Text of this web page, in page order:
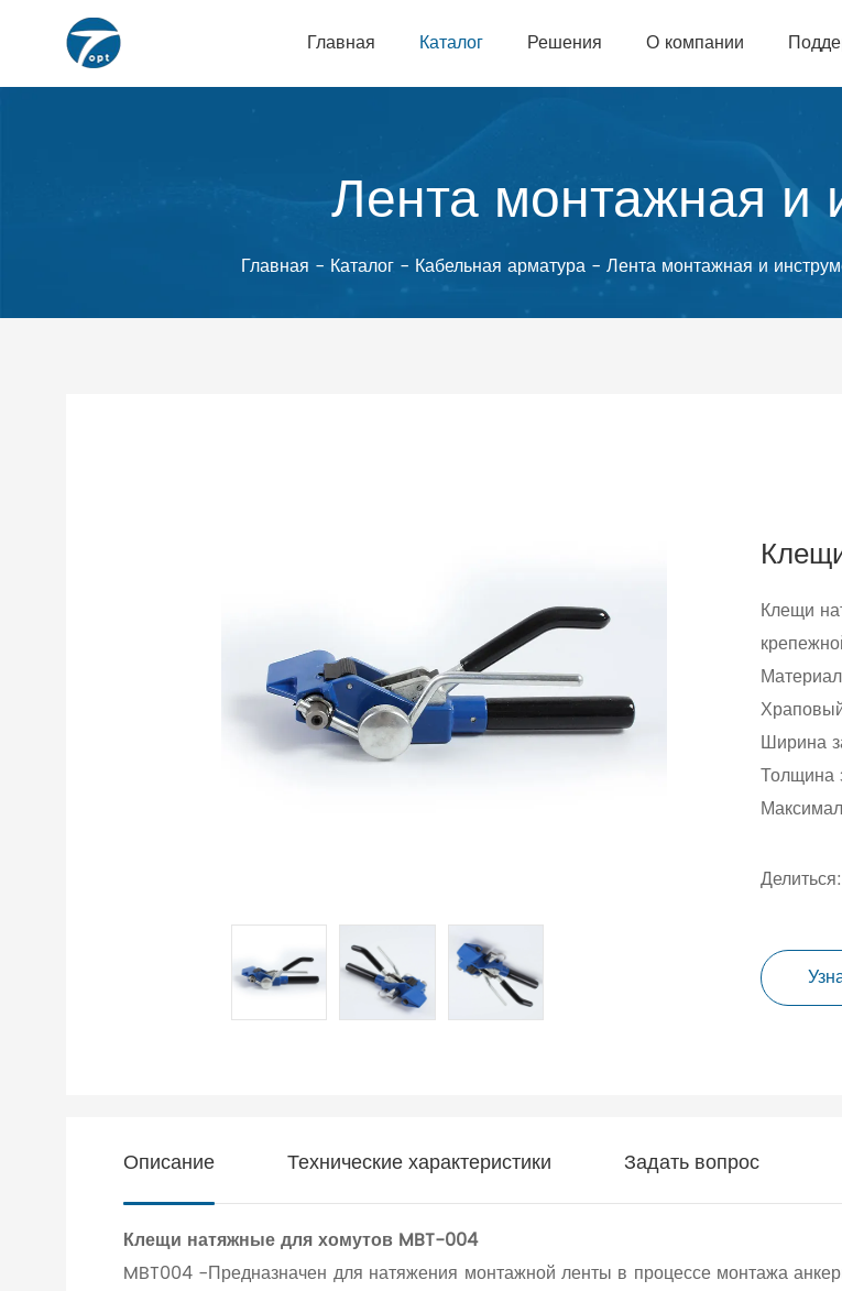
Главная Каталог Решения О компании
Лента монтажная и
Главная - Каталог - Кабельная арматура - Лента монтажная и
Клещи
Ширина
Толщина
Делиться:
Описание Технические характеристики Задать вопрос
Клещи натяжные для хомутов MBT-004
MBT004 -Предназначен для натяжения монтажной ленты в процессе монтажа